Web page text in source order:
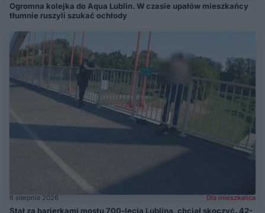
Ogromna kolejka do Aqua Lublin. W czasie upałów mieszkańcy
tłumnie ruszyli szukać ochłody
6 sierpnia 2026 Dla mieszkańca
Stał za barierkami mostu 700-lecia Lublina, chciał skoczyć. 42-